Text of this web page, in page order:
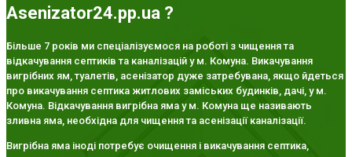
Asenizator24.pp.ua ?
Більше 7 років ми спеціалізуємося на роботі з чищення та
відкачування септиків та каналізацій у м. Комуна. Викачування
вигрібних ям, туалетів, асенізатор дуже затребувана, якщо йдеться
про викачування септика житлових заміських будинків, дачі, у м.
Комуна. Відкачування вигрібна яма у м. Комуна ще називають
зливна яма, необхідна для чищення та асенізації каналізації.
Вигрібна яма іноді потребує очищення і викачування септика,